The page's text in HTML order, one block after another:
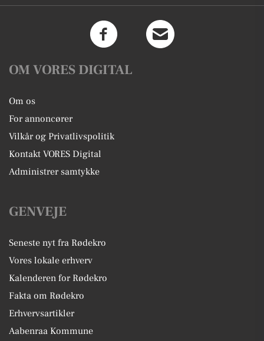
OM VORES DIGITAL
Om os
For annoncører
Vilkår og Privatlivspolitik
Kontakt VORES Digital
Administrer samtykke
GENVEJE
Seneste nyt fra Rødekro
Vores lokale erhverv
Kalenderen for Rødekro
Fakta om Rødekro
Erhvervsartikler
Aabenraa Kommune